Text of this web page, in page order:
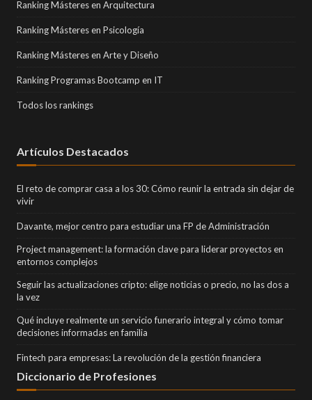
Ranking Másteres en Arquitectura
Ranking Másteres en Psicología
Ranking Másteres en Arte y Diseño
Ranking Programas Bootcamp en IT
Todos los rankings
Artículos Destacados
El reto de comprar casa a los 30: Cómo reunir la entrada sin dejar de
vivir
Davante, mejor centro para estudiar una FP de Administración
Project management: la formación clave para liderar proyectos en
entornos complejos
Seguir las actualizaciones cripto: elige noticias o precio, no las dos a
la vez
Qué incluye realmente un servicio funerario integral y cómo tomar
decisiones informadas en familia
Fintech para empresas: La revolución de la gestión financiera
Diccionario de Profesiones